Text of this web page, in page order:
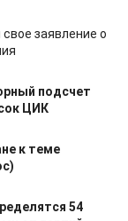
заявление о
подсчет
ЦИК
к теме
54